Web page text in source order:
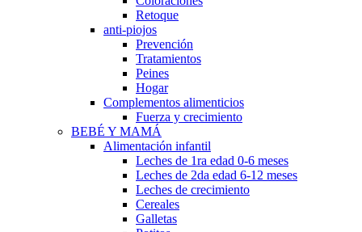
Retoque
anti-piojos
Prevención
Tratamientos
Peines
Hogar
Complementos alimenticios
Fuerza y crecimiento
BEBÉ Y MAMÁ
Alimentación infantil
Leches de 1ra edad 0-6 meses
Leches de 2da edad 6-12 meses
Leches de crecimiento
Cereales
Galletas